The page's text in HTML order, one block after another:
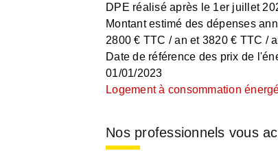
DPE réalisé après le 1er juillet
Montant estimé des dépenses
2800 € TTC / an et 3820 € TTC /
Date de référence des prix de
01/01/2023
Logement à consommation
Nos professionnels vous